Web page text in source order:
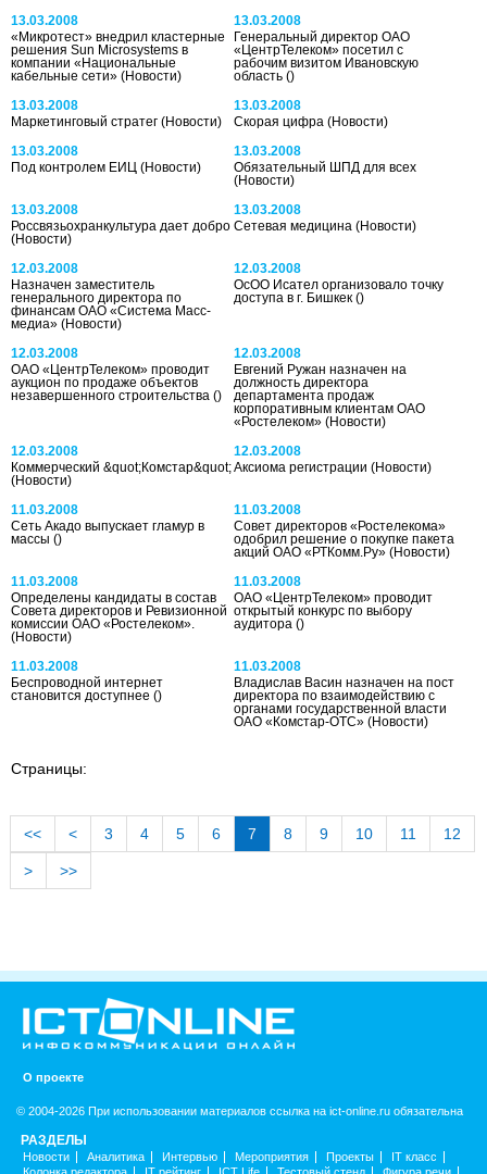
13.03.2008
«Микротест» внедрил кластерные
решения Sun Microsystems в
компании «Национальные
кабельные сети» (Новости)
13.03.2008
Генеральный директор ОАО
«ЦентрТелеком» посетил с
рабочим визитом Ивановскую
область()
13.03.2008
Маркетинговый стратег (Новости)
13.03.2008
Скорая цифра(Новости)
13.03.2008
Под контролем ЕИЦ (Новости)
13.03.2008
Обязательный ШПД для всех
(Новости)
13.03.2008
Россвязьохранкультура дает добро
(Новости)
13.03.2008
Сетевая медицина(Новости)
12.03.2008
Назначен заместитель
генерального директора по
финансам ОАО «Система Масс-
медиа» (Новости)
12.03.2008
ОсОО Исател организовало точку
доступа в г. Бишкек()
12.03.2008
ОАО «ЦентрТелеком» проводит
аукцион по продаже объектов
незавершенного строительства ()
12.03.2008
Евгений Ружан назначен на
должность директора
департамента продаж
корпоративным клиентам ОАО
«Ростелеком»(Новости)
12.03.2008
Коммерческий &quot;Комстар&quot;
(Новости)
12.03.2008
Аксиома регистрации(Новости)
11.03.2008
Сеть Акадо выпускает гламур в
массы ()
11.03.2008
Cовет директоров «Ростелекома»
одобрил решение о покупке пакета
акций ОАО «РТКомм.Ру»(Новости)
11.03.2008
Определены кандидаты в состав
Совета директоров и Ревизионной
комиссии ОАО «Ростелеком».
(Новости)
11.03.2008
ОАО «ЦентрТелеком» проводит
открытый конкурс по выбору
аудитора()
11.03.2008
Беспроводной интернет
становится доступнее ()
11.03.2008
Владислав Васин назначен на пост
директора по взаимодействию с
органами государственной власти
ОАО «Комстар-ОТС»(Новости)
Страницы:
<< < 3 4 5 6 7 8 9 10 11 12
> >>
О проекте
© 2004-2026 При использовании материалов ссылка на ict-online.ru обязательна
РАЗДЕЛЫ
Новости Аналитика Интервью Мероприятия Проекты
IT класс